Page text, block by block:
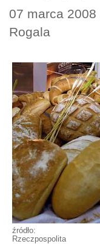
07 marca
Rogala
źródło:
Rzeczpospolita